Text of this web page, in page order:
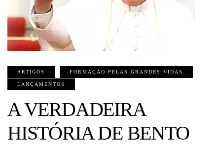
ARTIGOS FORMAÇÃO PELAS GRANDES VIDAS
LANÇAMENTOS
A VERDADEIRA
HISTÓRIA DE BENTO